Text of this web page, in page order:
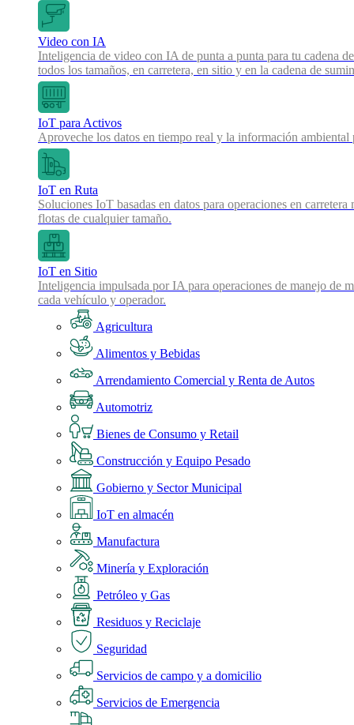
Video con IA
Inteligencia de video con IA de punta a punta para tu cadena
todos los tamaños, en carretera, en sitio y en la cadena de
IoT para Activos
Aproveche los datos en tiempo real y la información
IoT en Ruta
Soluciones IoT basadas en datos para operaciones en
flotas de cualquier tamaño.
IoT en Sitio
Inteligencia impulsada por IA para operaciones de manejo de
cada vehículo y operador.
Agricultura
Alimentos y Bebidas
Arrendamiento Comercial y Renta de Autos
Automotriz
Bienes de Consumo y Retail
Construcción y Equipo Pesado
Gobierno y Sector Municipal
IoT en almacén
Manufactura
Minería y Exploración
Petróleo y Gas
Residuos y Reciclaje
Seguridad
Servicios de campo y a domicilio
Servicios de Emergencia